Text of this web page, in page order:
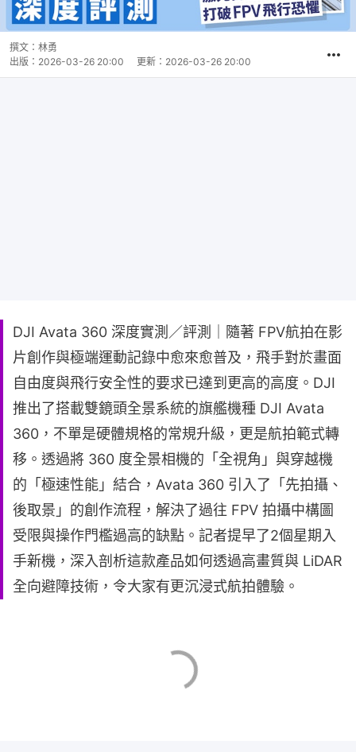
撰文： 林勇
出版： 2026-03-26 20:00 更新： 2026-03-26 20:00
DJI Avata 360 深度實測／評測｜隨著 FPV航拍在影
片創作與極端運動記錄中愈來愈普及，飛手對於畫面
自由度與飛行安全性的要求已達到更高的高度。DJI
推出了搭載雙鏡頭全景系統的旗艦機種 DJI Avata
360，不單是硬體規格的常規升級，更是航拍範式轉
移。透過將 360 度全景相機的「全視角」與穿越機
的「極速性能」結合，Avata 360 引入了「先拍攝、
後取景」的創作流程，解決了過往 FPV 拍攝中構圖
受限與操作門檻過高的缺點。記者提早了2個星期入
手新機，深入剖析這款產品如何透過高畫質與 LiDAR
全向避障技術，令大家有更沉浸式航拍體驗。